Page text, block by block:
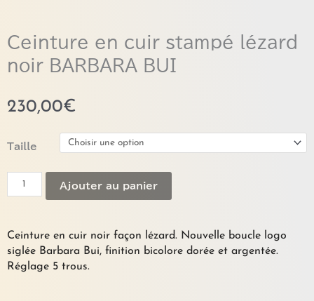
Ceinture en cuir stampé lézard
noir BARBARA BUI
230,00€
Taille
quantité
Ceinture
lézard
noir
BARBARA
Ajouter au panier
Ceinture en cuir noir façon lézard. Nouvelle boucle logo
siglée Barbara Bui, finition bicolore dorée et argentée.
Réglage 5 trous.